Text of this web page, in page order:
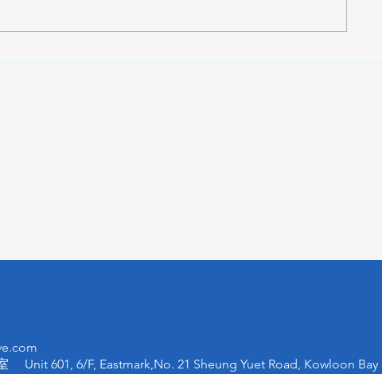
Unit 601, 6/F, Eastmark,No. 21 Sheung Yuet Road, Kowloon Bay